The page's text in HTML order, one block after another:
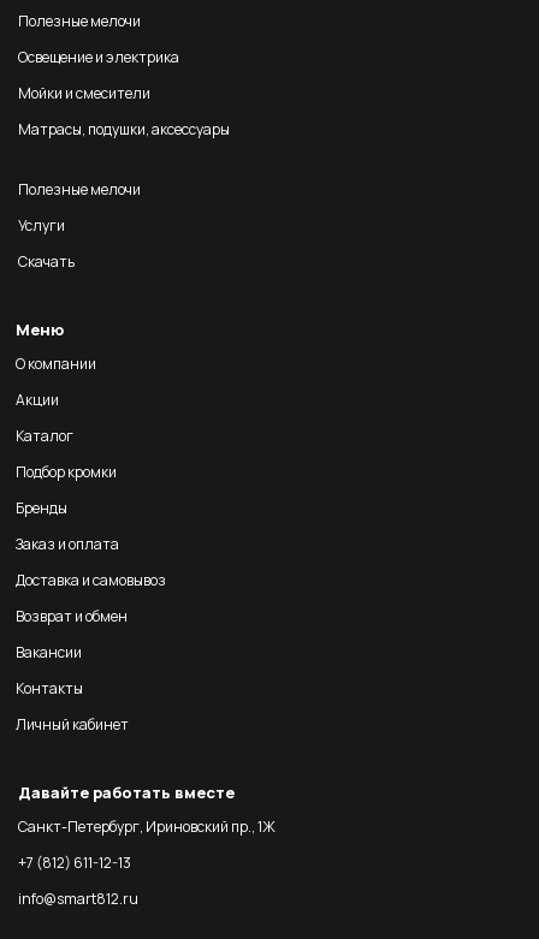
Полезные мелочи
Освещение и электрика
Мойки и смесители
Матрасы, подушки, аксессуары
Полезные мелочи
Услуги
Скачать
Меню
О компании
Акции
Каталог
Подбор кромки
Бренды
Заказ и оплата
Доставка и самовывоз
Возврат и обмен
Вакансии
Контакты
Личный кабинет
Давайте работать вместе
Санкт-Петербург, Ириновский пр., 1Ж
+7 (812) 611-12-13
info@smart812.ru